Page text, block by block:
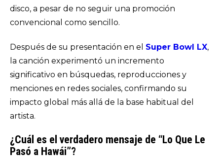
disco, a pesar de no seguir una promoción
convencional como sencillo.
Después de su presentación en el Super Bowl LX,
la canción experimentó un incremento
significativo en búsquedas, reproducciones y
menciones en redes sociales, confirmando su
impacto global más allá de la base habitual del
artista.
¿Cuál es el verdadero mensaje de “Lo Que Le
Pasó a Hawái”?